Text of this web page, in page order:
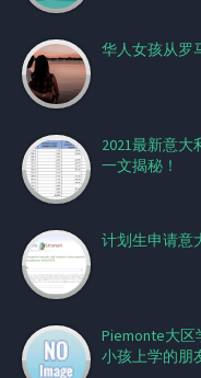
华人女孩从
2021最新意大
一文揭秘！
计划生申请意
Piemonte大区
小孩上学的朋